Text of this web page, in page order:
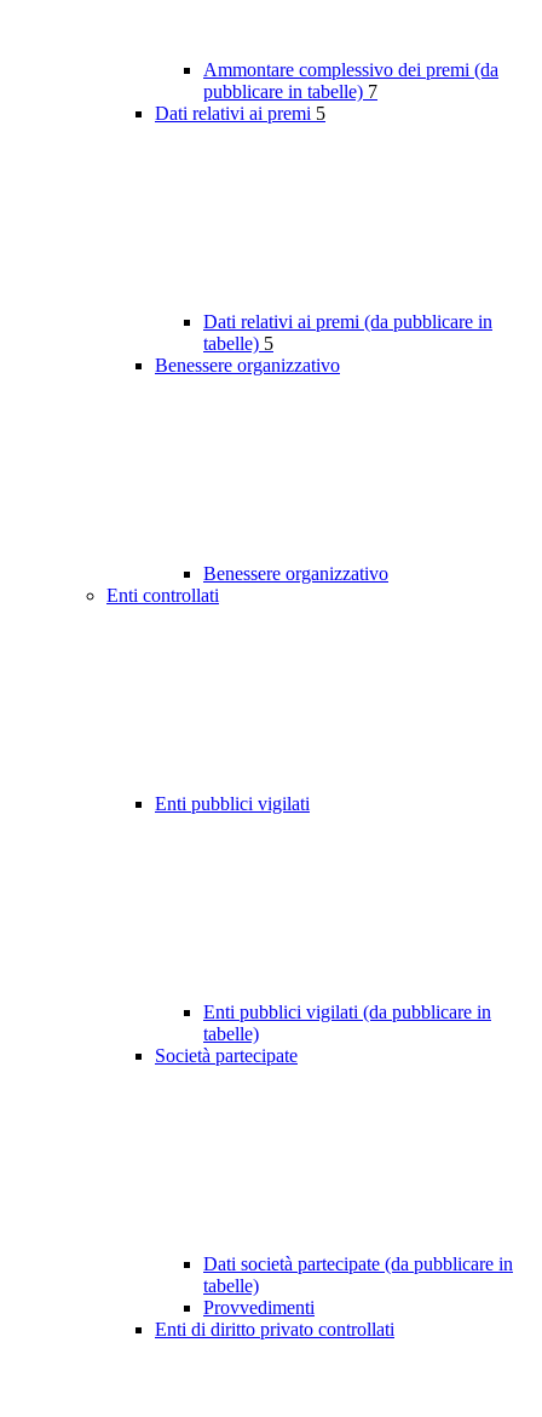
Ammontare complessivo dei premi (da
pubblicare in tabelle) 7
Dati relativi ai premi 5
Dati relativi ai premi (da pubblicare in
tabelle) 5
Benessere organizzativo
Benessere organizzativo
Enti controllati
Enti pubblici vigilati
Enti pubblici vigilati (da pubblicare in
tabelle)
Società partecipate
Dati società partecipate (da pubblicare in
tabelle)
Provvedimenti
Enti di diritto privato controllati